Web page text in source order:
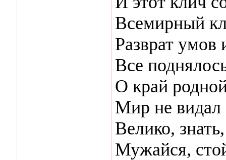
Всемирный
Разврат
Все
О край
Мир не видал
Велико,
Мужайся,